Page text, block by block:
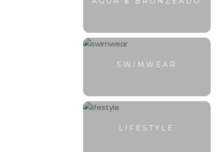
SWIMWEAR
LIFESTYLE